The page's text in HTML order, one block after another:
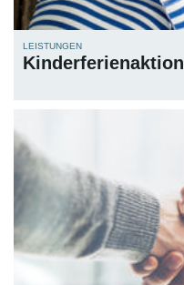
LEISTUNGEN
Kinderferienaktion